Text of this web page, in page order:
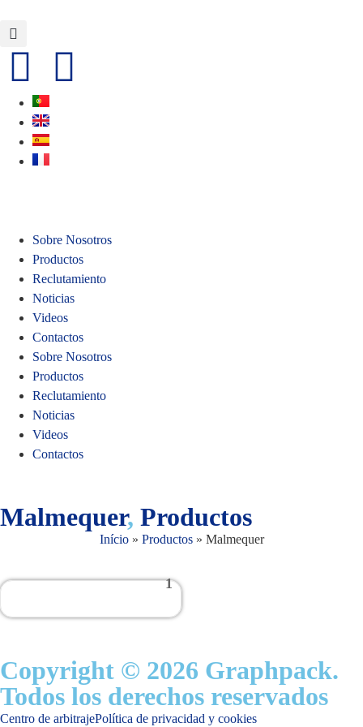
Sobre Nosotros
Productos
Reclutamiento
Noticias
Videos
Contactos
Sobre Nosotros
Productos
Reclutamiento
Noticias
Videos
Contactos
Malmequer, Productos
Início» Productos» Malmequer
1
Copyright © 2026 Graphpack.
Todos los derechos reservados
Centro de arbitrajePolítica de privacidad y cookies